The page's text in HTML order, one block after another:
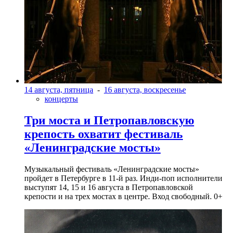
14 августа, пятница - 16 августа, воскресенье
концерты
Три моста и Петропавловскую
крепость охватит фестиваль
«Ленинградские мосты»
Музыкальный фестиваль «Ленинградские мосты»
пройдет в Петербурге в 11-й раз. Инди-поп исполнители
выступят 14, 15 и 16 августа в Петропавловской
крепости и на трех мостах в центре. Вход свободный. 0+